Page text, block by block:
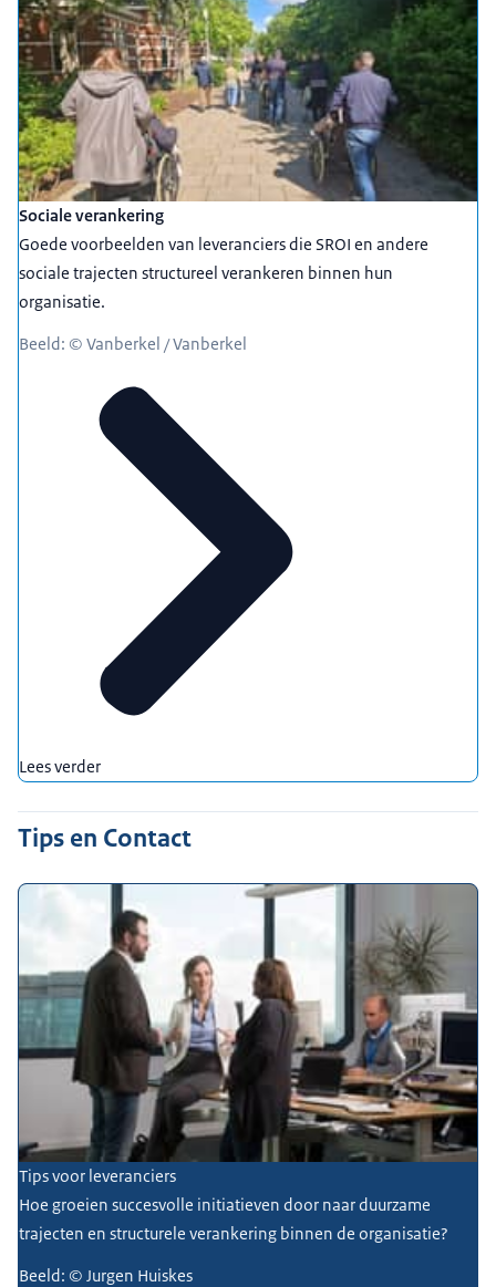
Sociale verankering
Goede voorbeelden van leveranciers die SROI en andere
sociale trajecten structureel verankeren binnen hun
organisatie.
Beeld: © Vanberkel / Vanberkel
Lees verder
Tips en Contact
Tips voor leveranciers
Hoe groeien succesvolle initiatieven door naar duurzame
trajecten en structurele verankering binnen de organisatie?
Beeld: © Jurgen Huiskes